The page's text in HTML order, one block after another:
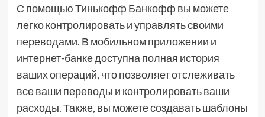
С помощью Тинькофф Банкофф вы можете
легко контролировать и управлять своими
переводами. В мобильном приложении и
интернет-банке доступна полная история
ваших операций, что позволяет отслеживать
все ваши переводы и контролировать ваши
расходы. Также, вы можете создавать шаблоны